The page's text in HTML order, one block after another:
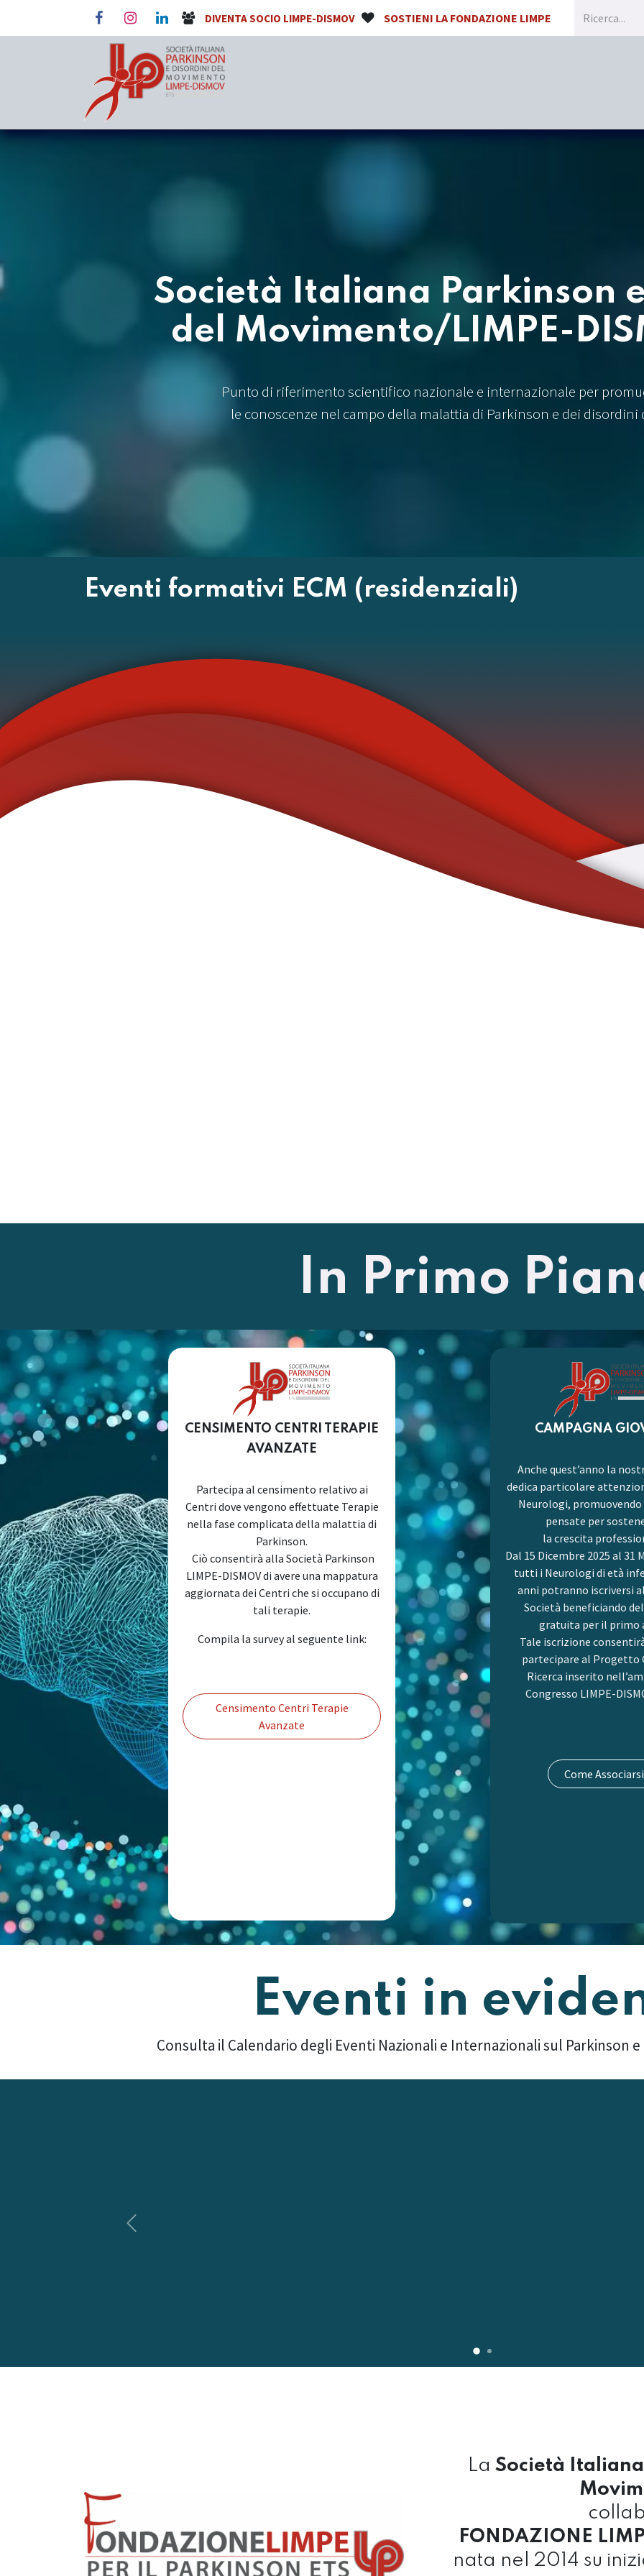
DIVENTA SOCIO LIMPE-DISMOV SOSTIENI LA FONDAZIONE LIMPE
Società Italiana Parkinson
del Movimento/LIMPE-
Punto di riferimento scientifico nazionale e internazionale per
le conoscenze nel campo della malattia di Parkinson e dei
Eventi formativi ECM (residenziali)
In Primo
CAMPAGNA
Anche quest’anno la
dedica particolare
Neurologi,
pensate per
la crescita
Dal 15 Dicembre 2025 al 31
tutti i Neurologi di età
anni potranno iscriversi
Società beneficiando
gratuita per il primo
Tale iscrizione
partecipare al Progetto
Ricerca inserito
Congresso LIMPE-
Come Associarsi
CENSIMENTO CENTRI TERAPIE
AVANZATE
Partecipa al censimento relativo ai
Centri dove vengono effettuate Terapie
nella fase complicata della malattia di
Parkinson.
Ciò consentirà alla Società Parkinson
LIMPE-DISMOV di avere una mappatura
aggiornata dei Centri che si occupano di
tali terapie.
Compila la survey al seguente link:
Censimento Centri Terapie
Avanzate
Eventi in
Consulta il Calendario degli Eventi Nazionali e Internazionali sul Parkinson
Precedente
La Società
FONDAZIONE
nata nel 2014 su